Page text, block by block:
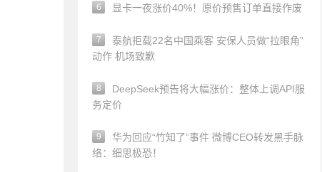
6 显卡一夜涨价40%！原价预售订单直接作废
7
泰航拒载22名中国乘客 安保人员做“拉眼角”
动作 机场致歉
8
DeepSeek预告将大幅涨价：整体上调API服
务定价
9
华为回应“竹知了”事件 微博CEO转发黑手脉
络：细思极恐！